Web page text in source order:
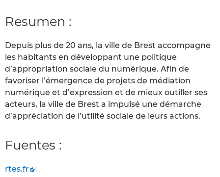
Resumen :
Depuis plus de 20 ans, la ville de Brest accompagne
les habitants en développant une politique
d’appropriation sociale du numérique. Afin de
favoriser l’émergence de projets de médiation
numérique et d’expression et de mieux outiller ses
acteurs, la ville de Brest a impulsé une démarche
d’appréciation de l’utilité sociale de leurs actions.
Fuentes :
rtes.fr